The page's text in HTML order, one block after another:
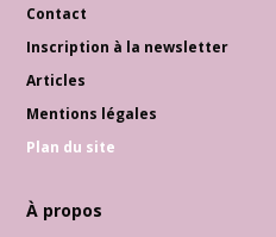
Contact
Inscription à la newsletter
Articles
Mentions légales
Plan du site
À propos